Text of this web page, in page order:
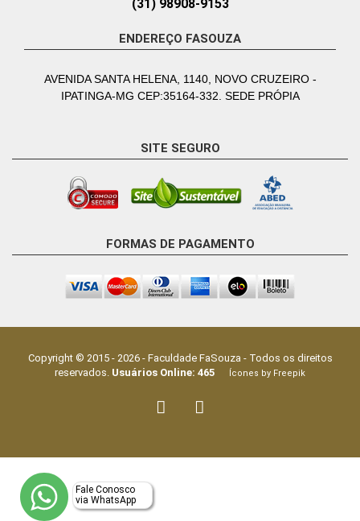
(31) 98908-9153
ENDEREÇO FASOUZA
AVENIDA SANTA HELENA, 1140, NOVO CRUZEIRO -
IPATINGA-MG CEP:35164-332. SEDE PRÓPIA
SITE SEGURO
FORMAS DE PAGAMENTO
Copyright © 2015 - 2026- Faculdade FaSouza - Todos os direitos
reservados. Usuários Online: 465 Ícones by Freepik
Fale Conosco
via WhatsApp